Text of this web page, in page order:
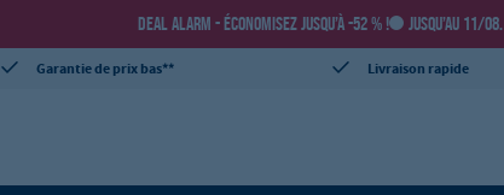
DEAL ALARM - ÉCONOMISEZ JUSQU’À -52 % ! JUSQU’AU 11/08.
Garantie de prix bas** Livraison rapide